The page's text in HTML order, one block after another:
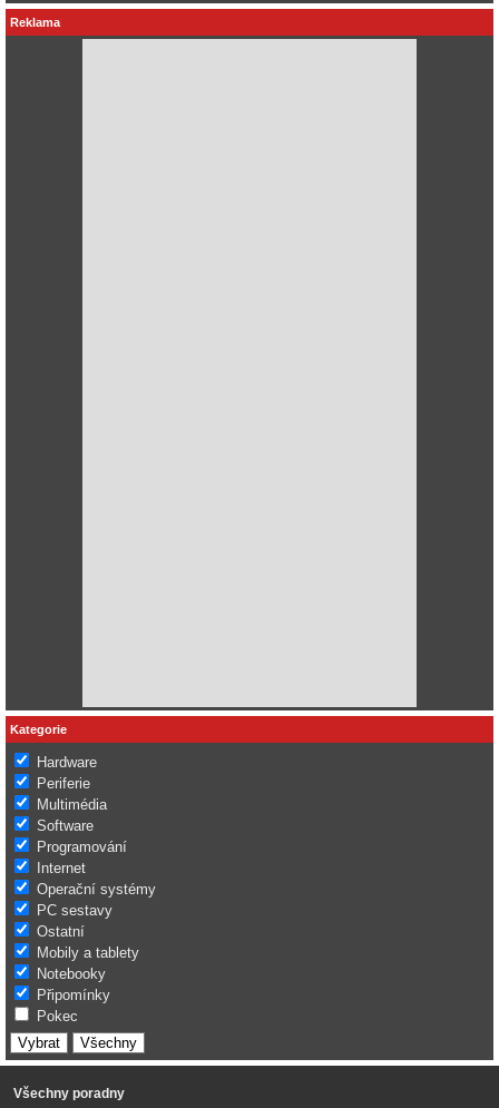
Reklama
Kategorie
Hardware
Periferie
Multimédia
Software
Programování
Internet
Operační systémy
PC sestavy
Ostatní
Mobily a tablety
Notebooky
Připomínky
Pokec
Všechny poradny